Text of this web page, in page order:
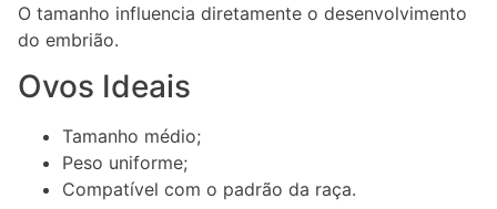
O tamanho influencia diretamente o desenvolvimento
do embrião.
Ovos Ideais
Tamanho médio;
Peso uniforme;
Compatível com o padrão da raça.